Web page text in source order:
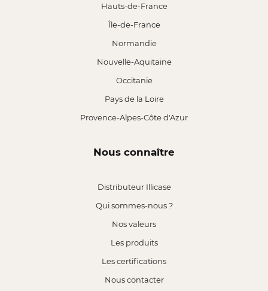
Hauts-de-France
Île-de-France
Normandie
Nouvelle-Aquitaine
Occitanie
Pays de la Loire
Provence-Alpes-Côte d'Azur
Nous connaître
Distributeur Illicase
Qui sommes-nous ?
Nos valeurs
Les produits
Les certifications
Nous contacter